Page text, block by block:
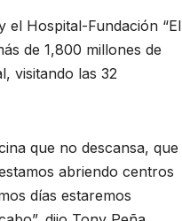
el Hospital-Fundación “El
de 1,800 millones de
visitando las 32
que no descansa, que
abriendo centros
días estaremos